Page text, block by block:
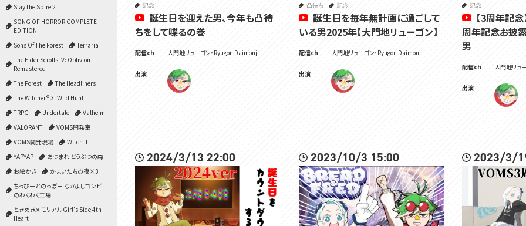
Slay the Spire 2
SONG OF HORROR COMPLETE
EDITION
Sons Of The Forest
Terraria
The Elder Scrolls IV: Oblivion
Remastered
The Forest
The Headliners
The Witcher® 3: Wild Hunt
TRPG
Undertale
Valheim
VALORANT
VOMS開発室
VOMS開発現場
Witch It
YAPYAP
あつまれ どうぶつの森
お絵かき
かまいたちの夜×3
ちっぴーとのっぽー なかよしコンビ
のわくわく工場
ときめきメモリアル Girl's Side 4th
Heart
記念
誕生日を迎えた男、今年も凸待
ちをして喋るの巻
配信ch 大門地リューゴン・Ryugon Daimonji
出演
凸待ち 記念
誕生日を毎年無計画に過ごして
いる男2025年【大門地リューゴン】
配信ch 大門地リューゴン・Ryugon Daimonji
出演
記念
【3周年記
周年記念お披
男
配信ch 大門地リュ
出演
2024/3/13 22:00 2023/10/3 15:00 2023/3/